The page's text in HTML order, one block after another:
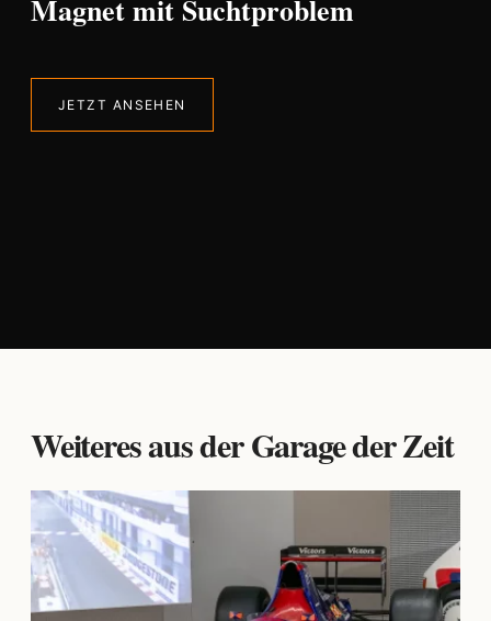
Magnet mit Suchtproblem
JETZT ANSEHEN
Weiteres aus der Garage der Zeit